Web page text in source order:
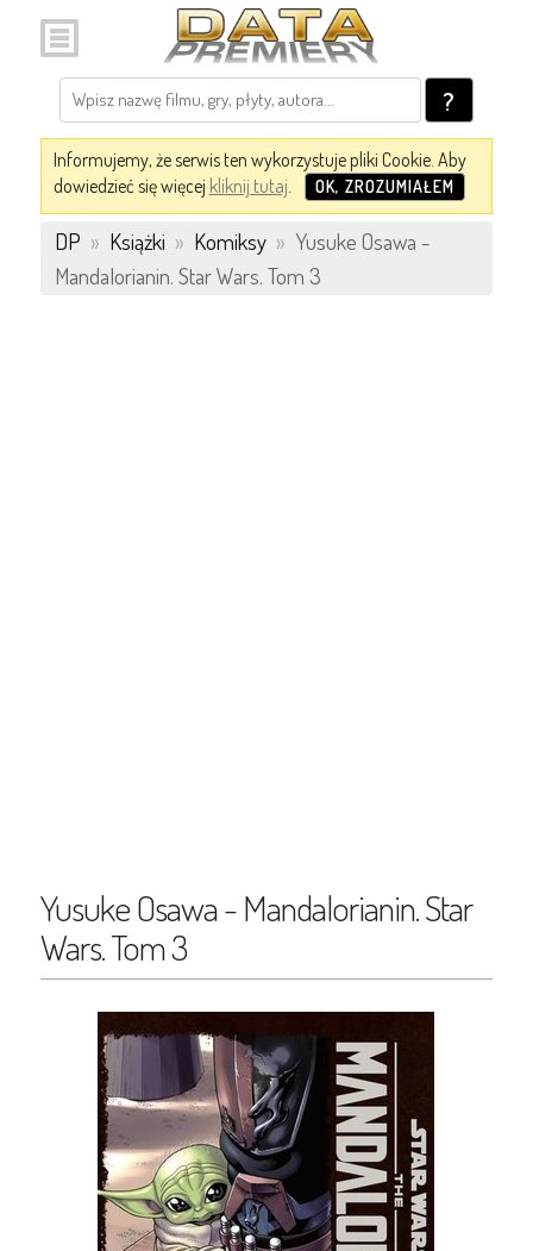
?
Informujemy, że serwis ten wykorzystuje pliki Cookie. Aby
dowiedzieć się więcej kliknij tutaj. OK, ZROZUMIAŁEM
DP » Książki » Komiksy » Yusuke Osawa -
Mandalorianin. Star Wars. Tom 3
Yusuke Osawa - Mandalorianin. Star
Wars. Tom 3